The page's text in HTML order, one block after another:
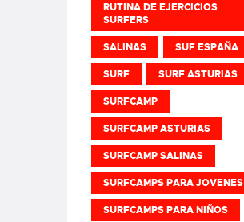
RUTINA DE EJERCICIOS
SURFERS
SALINAS SUF ESPAÑA
SURF SURF ASTURIAS
SURFCAMP
SURFCAMP ASTURIAS
SURFCAMP SALINAS
SURFCAMPS PARA JOVENES
SURFCAMPS PARA NIÑOS